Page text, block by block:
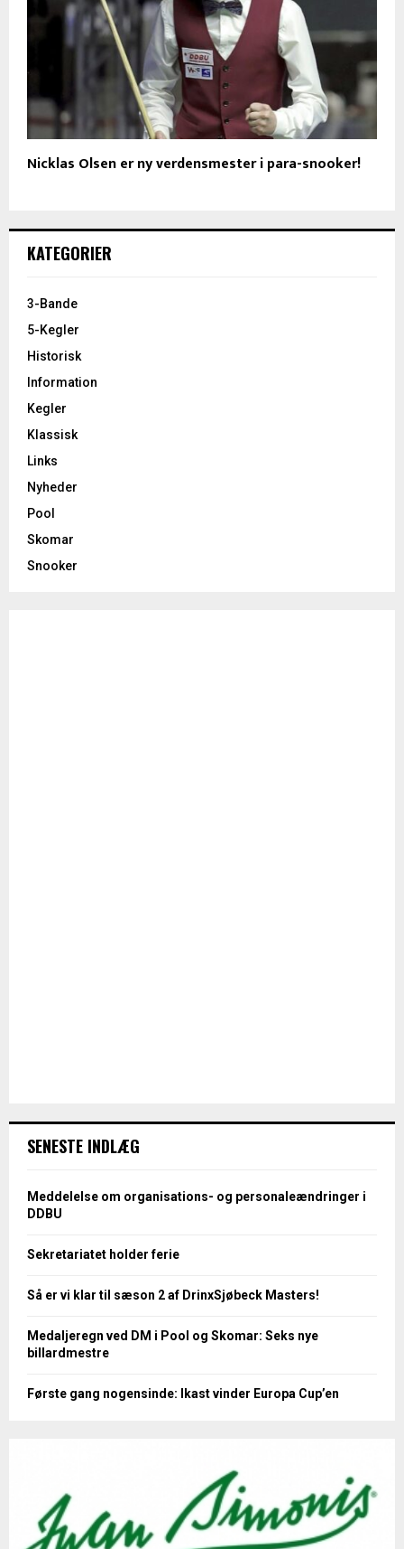
Nicklas Olsen er ny verdensmester i para-snooker!
KATEGORIER
3-Bande
5-Kegler
Historisk
Information
Kegler
Klassisk
Links
Nyheder
Pool
Skomar
Snooker
SENESTE INDLÆG
Meddelelse om organisations- og personaleændringer i
DDBU
Sekretariatet holder ferie
Så er vi klar til sæson 2 af DrinxSjøbeck Masters!
Medaljeregn ved DM i Pool og Skomar: Seks nye
billardmestre
Første gang nogensinde: Ikast vinder Europa Cup’en